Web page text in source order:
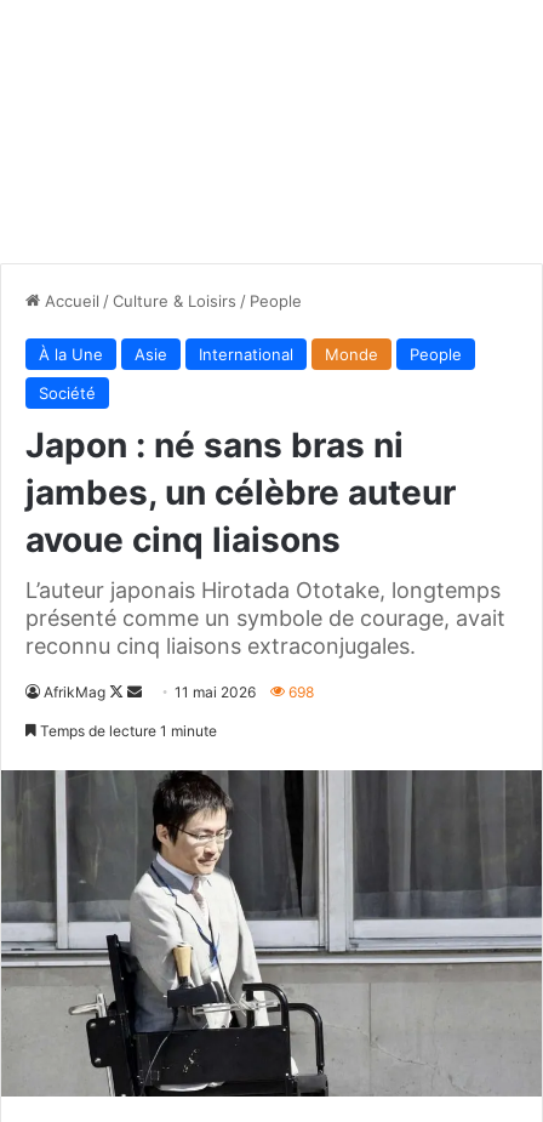
Accueil /Culture & Loisirs / People
À la Une Asie International Monde
People
Société
Japon : né sans bras ni
jambes, un célèbre auteur
avoue cinq liaisons
L’auteur japonais Hirotada Ototake, longtemps
présenté comme un symbole de courage, avait
reconnu cinq liaisons extraconjugales.
AfrikMag
Follow
Envoyer11 mai 2026 698
Temps de lecture 1 minute